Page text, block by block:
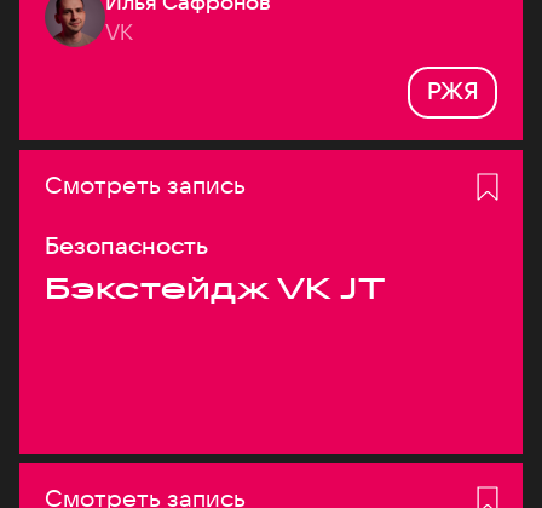
VK
РЖЯ
Смотреть запись
Безопасность
Бэкстейдж VK JT
Смотреть запись